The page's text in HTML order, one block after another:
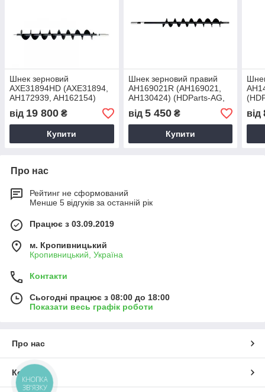
Шнек зерновий
AXE31894HD (AXE31894,
AH172939, AH162154)
(HDParts-AG, США)
від 19 800 ₴
Купити
Шнек зерновий правий
AH169021R (AH169021,
AH130424) (HDParts-AG,
Німеччина)
від 5 450₴
Купити
від
Про нас
Рейтинг не сформований
Менше 5 відгуків за останній рік
Працює з 03.09.2019
м. Кропивницький
Кропивницький, Україна
Контакти
Сьогодні працює з 08:00 до 18:00
Показати весь графік роботи
Про нас
Контакти
КНОПКА
ЗВ'ЯЗКУ